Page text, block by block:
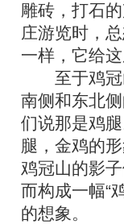
雕砖，打石
庄游览时，
一样，它给
至于鸡冠山
南侧和东北
们说那是鸡
腿，金鸡的
鸡冠山的影
而构成一幅“
的想象。